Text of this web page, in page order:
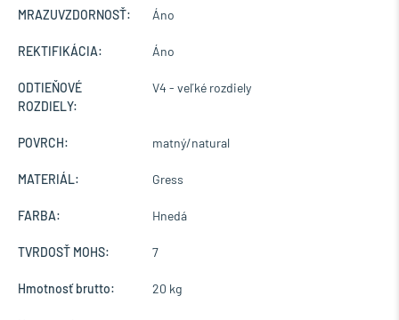
MRAZUVZDORNOSŤ: Áno
REKTIFIKÁCIA: Áno
ODTIEŇOVÉ
ROZDIELY:
V4 - veľké rozdiely
POVRCH: matný/natural
MATERIÁL: Gress
FARBA: Hnedá
TVRDOSŤ MOHS: 7
Hmotnosť brutto: 20 kg